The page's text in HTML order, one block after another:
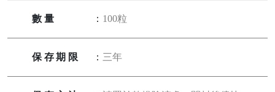
數量 ： 100粒
保存期限 ： 三年